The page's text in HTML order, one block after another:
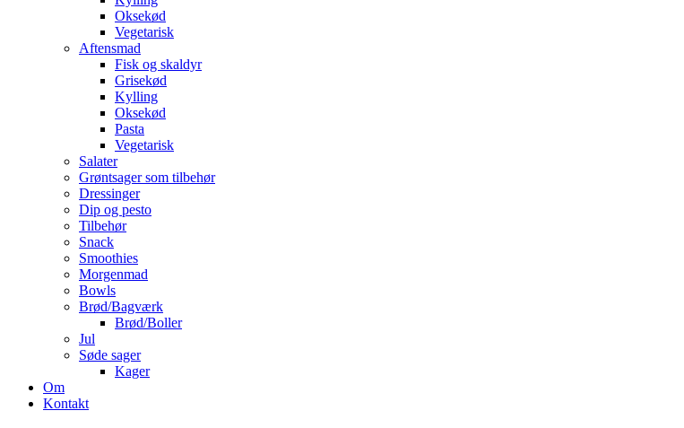
Oksekød
Vegetarisk
Aftensmad
Fisk og skaldyr
Grisekød
Kylling
Oksekød
Pasta
Vegetarisk
Salater
Grøntsager som tilbehør
Dressinger
Dip og pesto
Tilbehør
Snack
Smoothies
Morgenmad
Bowls
Brød/Bagværk
Brød/Boller
Jul
Søde sager
Kager
Om
Kontakt